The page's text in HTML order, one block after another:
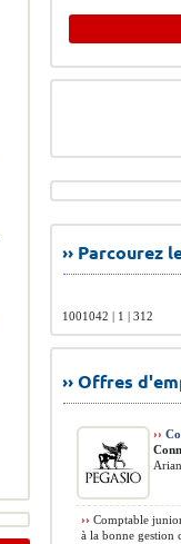
››
1001042 | 1 | 312
›› Offres
››
›› Comptable
à la bonne gestion